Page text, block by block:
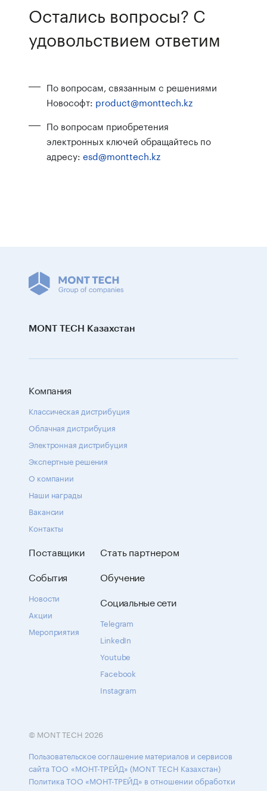
Остались вопросы? С
удовольствием ответим
По вопросам, связанным с решениями
Новософт: product@monttech.kz
По вопросам приобретения
электронных ключей обращайтесь по
адресу: esd@monttech.kz
MONT TECH Казахстан
Компания
Классическая дистрибуция
Облачная дистрибуция
Электронная дистрибуция
Экспертные решения
О компании
Наши награды
Вакансии
Контакты
Поставщики
События
Новости
Акции
Мероприятия
Стать партнером
Обучение
Социальные сети
Telegram
LinkedIn
Youtube
Facebook
Instagram
© MONT TECH 2026
Пользовательское соглашение материалов и сервисов
сайта ТОО «МОНТ-ТРЕЙД» (MONT TECH Казахстан)
Политика ТОО «МОНТ-ТРЕЙД» в отношении обработки